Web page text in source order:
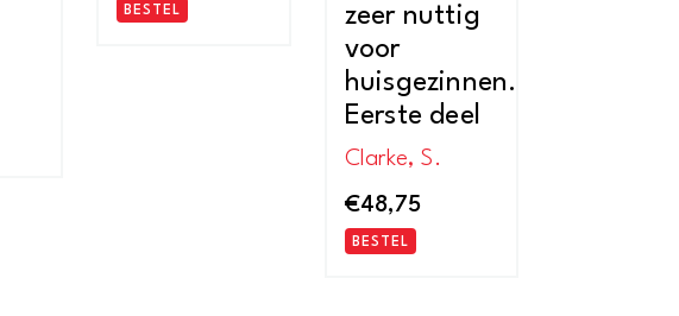
BESTEL
zeer nuttig
voor
huisgezinnen.
Eerste deel
Clarke, S.
€48,75
BESTEL